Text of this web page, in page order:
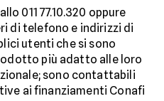
011 77.10.320 oppure
di telefono e indirizzi di
utenti che si sono
più adatto alle loro
sono contattabili
ai finanziamenti Conafi